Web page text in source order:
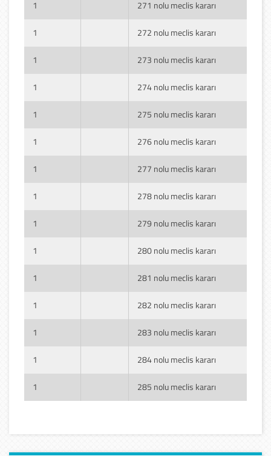
1 271 nolu meclis kararı
1 272 nolu meclis kararı
1 273 nolu meclis kararı
1 274 nolu meclis kararı
1 275 nolu meclis kararı
1 276 nolu meclis kararı
1 277 nolu meclis kararı
1 278 nolu meclis kararı
1 279 nolu meclis kararı
1 280 nolu meclis kararı
1 281 nolu meclis kararı
1 282 nolu meclis kararı
1 283 nolu meclis kararı
1 284 nolu meclis kararı
1 285 nolu meclis kararı